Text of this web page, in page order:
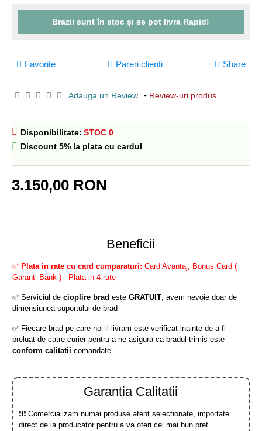
Brazii suntîn stoc și se pot livra Rapid!
Adauga un Review - Review-uri produs
Favorite Pareri clienti Share
3.150,00 RON
Disponibilitate: STOC 0
Discount 5% la plata cu cardul
Beneficii
✅ Plata in rate cu card cumparaturi: Card Avantaj, Bonus Card (
Garanti Bank ) - Plata in 4 rate
✅ Serviciul de cioplire brad este GRATUIT, avem nevoie doar de
dimensiunea suportului de brad
✅ Fiecare brad pe care noi il livram este verificat inainte de a fi
preluat de catre curier pentru a ne asigura ca bradul trimis este
conform calitatii comandate
Garantia Calitatii
❗❗❗ Comercializam numai produse atent selectionate, importate
direct de la producator pentru a va oferi cel mai bun pret.